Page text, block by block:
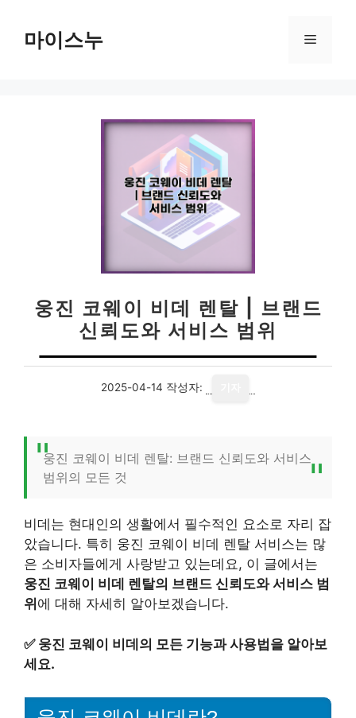
마이스누 메
웅진 코웨이 비데 렌탈 | 브랜드
신뢰도와 서비스 범위
2025-04-14 작성자:
웅진 코웨이 비데 렌탈: 브랜드 신뢰도와 서비스
범위의 모든 것
비데는 현대인의 생활에서 필수적인 요소로 자리 잡
았습니다. 특히 웅진 코웨이 비데 렌탈 서비스는 많
은 소비자들에게 사랑받고 있는데요, 이 글에서는
웅진 코웨이 비데 렌탈의 브랜드 신뢰도와 서비스 범
위 에 대해 자세히 알아보겠습니다.
✅ 웅진 코웨이 비데의 모든 기능과 사용법을 알아보
세요.